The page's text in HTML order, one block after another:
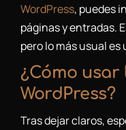
WordPress, puedes
páginas y entradas.
pero lo más usual
¿Cómo usar
WordPress?
Tras dejar claros,